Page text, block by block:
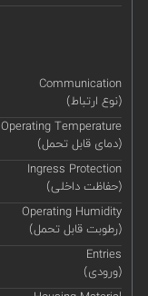
Communication
(نوع ارتباط)
Operating Temperature
(دمای قابل تحمل)
Ingress Protection
(حفاظت داخلی)
Operating Humidity
(رطوبت قابل تحمل)
Entries
(ورودی)